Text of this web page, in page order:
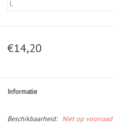
€14,20
Informatie
Beschikbaarheid:
Niet op voorraad